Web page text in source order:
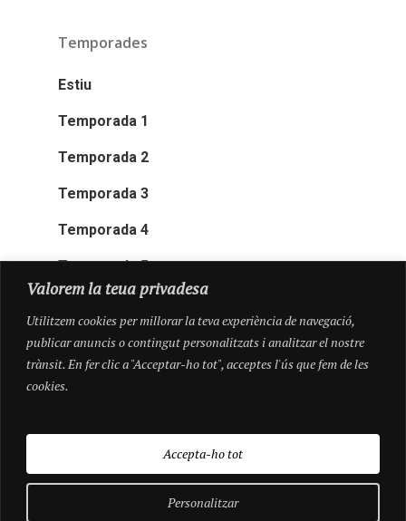
Valorem la teua privadesa
Utilitzem cookies per millorar la teva experiència de navegació,
publicar anuncis o contingut personalitzats i analitzar el nostre
trànsit. En fer clic a "Acceptar-ho tot", acceptes l'ús que fem de les
cookies.
Personalitzar
Accepta-ho tot
Temporades
Estiu
Temporada 1
Temporada 2
Temporada 3
Temporada 4
Temporada 5
© 2026 Pioneres.